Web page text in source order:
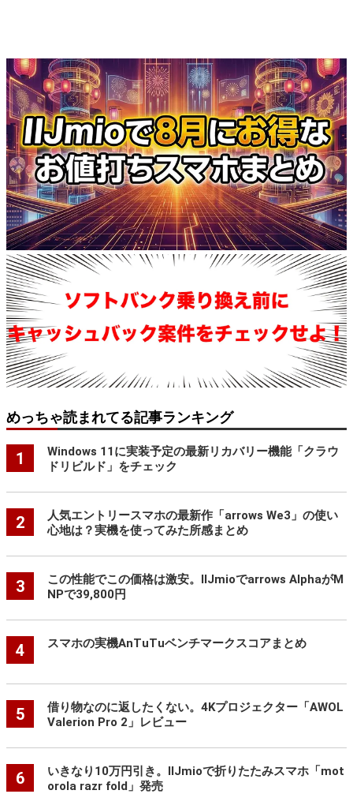
めっちゃ読まれてる記事ランキング
1
Windows 11に実装予定の最新リカバリー機能「クラウ
ドリビルド」をチェック
2
人気エントリースマホの最新作「arrows We3」の使い
心地は？実機を使ってみた所感まとめ
3
この性能でこの価格は激安。IIJmioでarrows AlphaがM
NPで39,800円
4 スマホの実機AnTuTuベンチマークスコアまとめ
5
借り物なのに返したくない。4Kプロジェクター「AWOL
Valerion Pro 2」レビュー
6
いきなり10万円引き。IIJmioで折りたたみスマホ「mot
orola razr fold」発売